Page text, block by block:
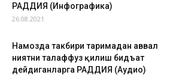
РАДДИЯ (Инфографика)
26.08.2021
Намозда такбири таҳримадан аввал
ниятни талаффуз қилиш бидъат
дейдиганларга РАДДИЯ (Аудио)